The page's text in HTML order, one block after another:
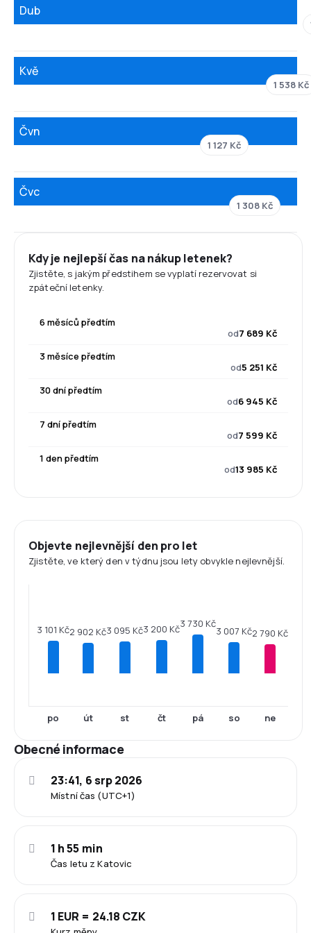
Dub
Kvě
1 538 Kč
Čvn
1 127 Kč
Čvc
1 308 Kč
Kdy je nejlepší čas na nákup letenek?
Zjistěte, s jakým předstihem se vyplatí rezervovat si
zpáteční letenky.
6 měsíců předtím
od7 689 Kč
3 měsíce předtím
od5 251 Kč
30 dní předtím
od6 945 Kč
7 dní předtím
od7 599 Kč
1 den předtím
od13 985 Kč
Objevte nejlevnější den pro let
Zjistěte, ve který den v týdnu jsou lety obvykle nejlevnější.
3 101 Kč
po
2 902 Kč
út
3 095 Kč
st
3 200 Kč
čt
3 730 Kč
pá
3 007 Kč
so
2 790 Kč
ne
Obecné informace
Místní čas (UTC+1)
23:41, 6 srp 2026
Čas letu z Katovic
1 h 55 min
1 EUR = 24.18 CZK